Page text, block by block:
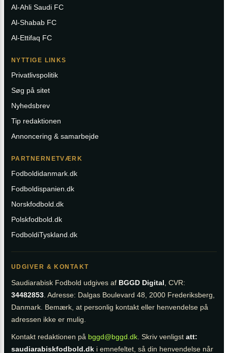
Al-Ahli Saudi FC
Al-Shabab FC
Al-Ettifaq FC
NYTTIGE LINKS
Privatlivspolitik
Søg på sitet
Nyhedsbrev
Tip redaktionen
Annoncering & samarbejde
PARTNERNETVÆRK
Fodboldidanmark.dk
Fodboldispanien.dk
Norskfodbold.dk
Polskfodbold.dk
FodboldiTyskland.dk
UDGIVER & KONTAKT
Saudiarabisk Fodbold udgives af BGGD Digital , CVR:
34482853 . Adresse: Dalgas Boulevard 48, 2000 Frederiksberg,
Danmark. Bemærk, at personlig kontakt eller henvendelse på
adressen ikke er mulig.
Kontakt redaktionen på bggd@bggd.dk . Skriv venligst att:
saudiarabiskfodbold.dk i emnefeltet, så din henvendelse når